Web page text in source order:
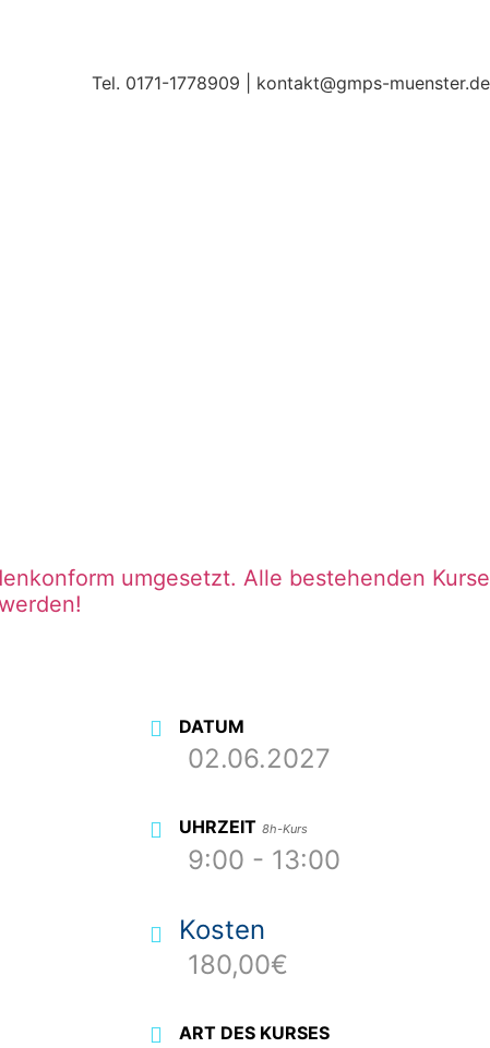
Tel. 0171-1778909 | kontakt@gmps-muenster.de
umgesetzt. Alle bestehenden Kurse
DATUM
02.06.2027
UHRZEIT 8h-Kurs
9:00 - 13:00
Kosten
180,00€
ART DES KURSES